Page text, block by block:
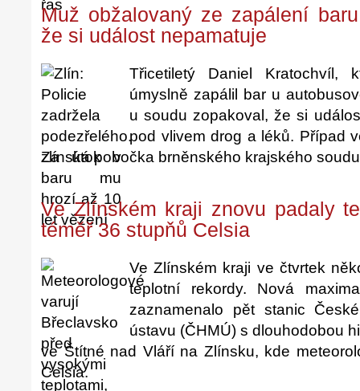
Muž obžalovaný ze zapálení
že si událost nepamatuje
Třicetiletý Daniel Kratochvíl,
úmyslně zapálil bar u
u soudu zopakoval, že si
pod vlivem drog a léků. Případ
zlínská pobočka brněnského krajského
Ve Zlínském kraji znovu padaly
téměř 36 stupňů Celsia
Ve Zlínském kraji ve čtvrtek
teplotní rekordy. Nová
zaznamenalo pět stanic
ústavu (ČHMÚ) s dlouhodobou
ve Štítné nad Vláří na Zlínsku, kde
Celsia.